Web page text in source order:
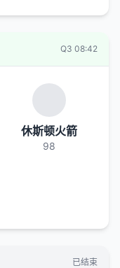
Q3 08:42
休斯顿火箭
98
已结束